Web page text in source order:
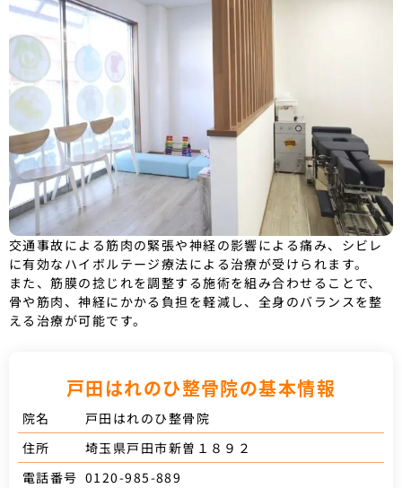
交通事故による筋肉の緊張や神経の影響による痛み、シビレ
に有効なハイボルテージ療法による治療が受けられます。
また、筋膜の捻じれを調整する施術を組み合わせることで、
骨や筋肉、神経にかかる負担を軽減し、全身のバランスを整
える治療が可能です。
戸田はれのひ整骨院の基本情報
院名
戸田はれのひ整骨院
住所
埼玉県戸田市新曽１８９２
電話番号 0120-985-889